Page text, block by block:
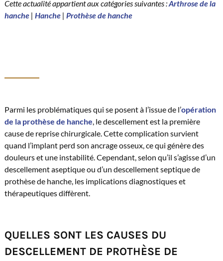
Cette actualité appartient aux catégories suivantes :Arthrose de la
hanche| Hanche| Prothèse de hanche
Parmi les problématiques qui se posent à l’issue de l’opération
de la prothèse de hanche, le descellement est la première
cause de reprise chirurgicale. Cette complication survient
quand l’implant perd son ancrage osseux, ce qui génère des
douleurs et une instabilité. Cependant, selon qu’il s’agisse d’un
descellement aseptique ou d’un descellement septique de
prothèse de hanche, les implications diagnostiques et
thérapeutiques diffèrent.
QUELLES SONT LES CAUSES DU
DESCELLEMENT DE PROTHÈSE DE